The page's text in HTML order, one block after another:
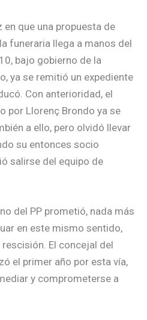
en que una propuesta de
funeraria llega a manos del
bajo gobierno de la
ya se remitió un expediente
Con anterioridad, el
por Llorenç Brondo ya se
a ello, pero olvidó llevar
su entonces socio
salirse del equipo de
del PP prometió, nada más
en este mismo sentido,
El concejal del
el primer año por esta vía,
y comprometerse a